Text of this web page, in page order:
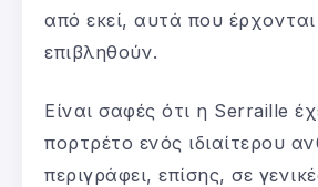
από εκεί, αυτά που
επιβληθούν.
Είναι σαφές ότι η Serraille
πορτρέτο ενός ιδιαίτερου
περιγράφει, επίσης, σε